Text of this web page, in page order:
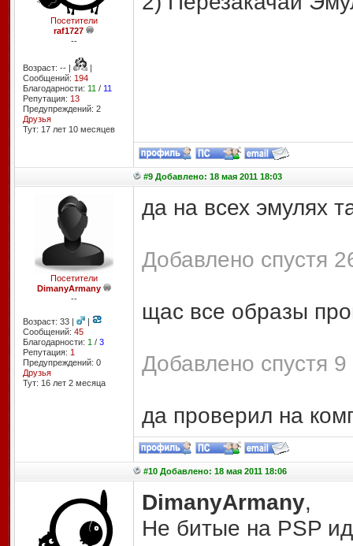
Посетители
raf1727
--
Возраст: -- |
|
Сообщений: 194
Благодарности: 11 / 11
Репутация: 13
Предупреждений: 2
Друзья
Тут: 17 лет 10 месяцев
#9 Добавлено: 18 мая 2011 18:03
Посетители
DimanyArmany
--
Возраст: 33 |
|
Сообщений: 45
Благодарности: 1 / 3
Репутация: 1
Предупреждений: 0
Друзья
Тут: 16 лет 2 месяцa
да на всех эмулях
Добавлено спустя
щас все образы
Добавлено спустя
да проверил на
#10 Добавлено: 18 мая 2011 18:06
DimanyArmany,
Не битые на PSP